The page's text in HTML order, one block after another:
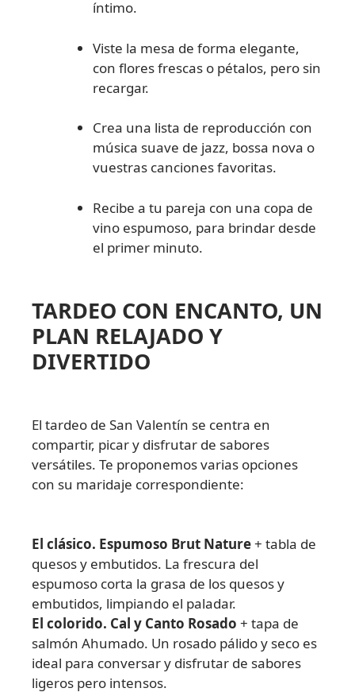
íntimo.
Viste la mesa de forma elegante,
con flores frescas o pétalos, pero sin
recargar.
Crea una lista de reproducción con
música suave de jazz, bossa nova o
vuestras canciones favoritas.
Recibe a tu pareja con una copa de
vino espumoso, para brindar desde
el primer minuto.
TARDEO CON ENCANTO, UN
PLAN RELAJADO Y
DIVERTIDO
El tardeo de San Valentín se centra en
compartir, picar y disfrutar de sabores
versátiles. Te proponemos varias opciones
con su maridaje correspondiente:
El clásico. Espumoso Brut Nature+ tabla de
quesos y embutidos. La frescura del
espumoso corta la grasa de los quesos y
embutidos, limpiando el paladar.
El colorido. Cal y Canto Rosado + tapa de
salmón Ahumado. Un rosado pálido y seco es
ideal para conversar y disfrutar de sabores
ligeros pero intensos.